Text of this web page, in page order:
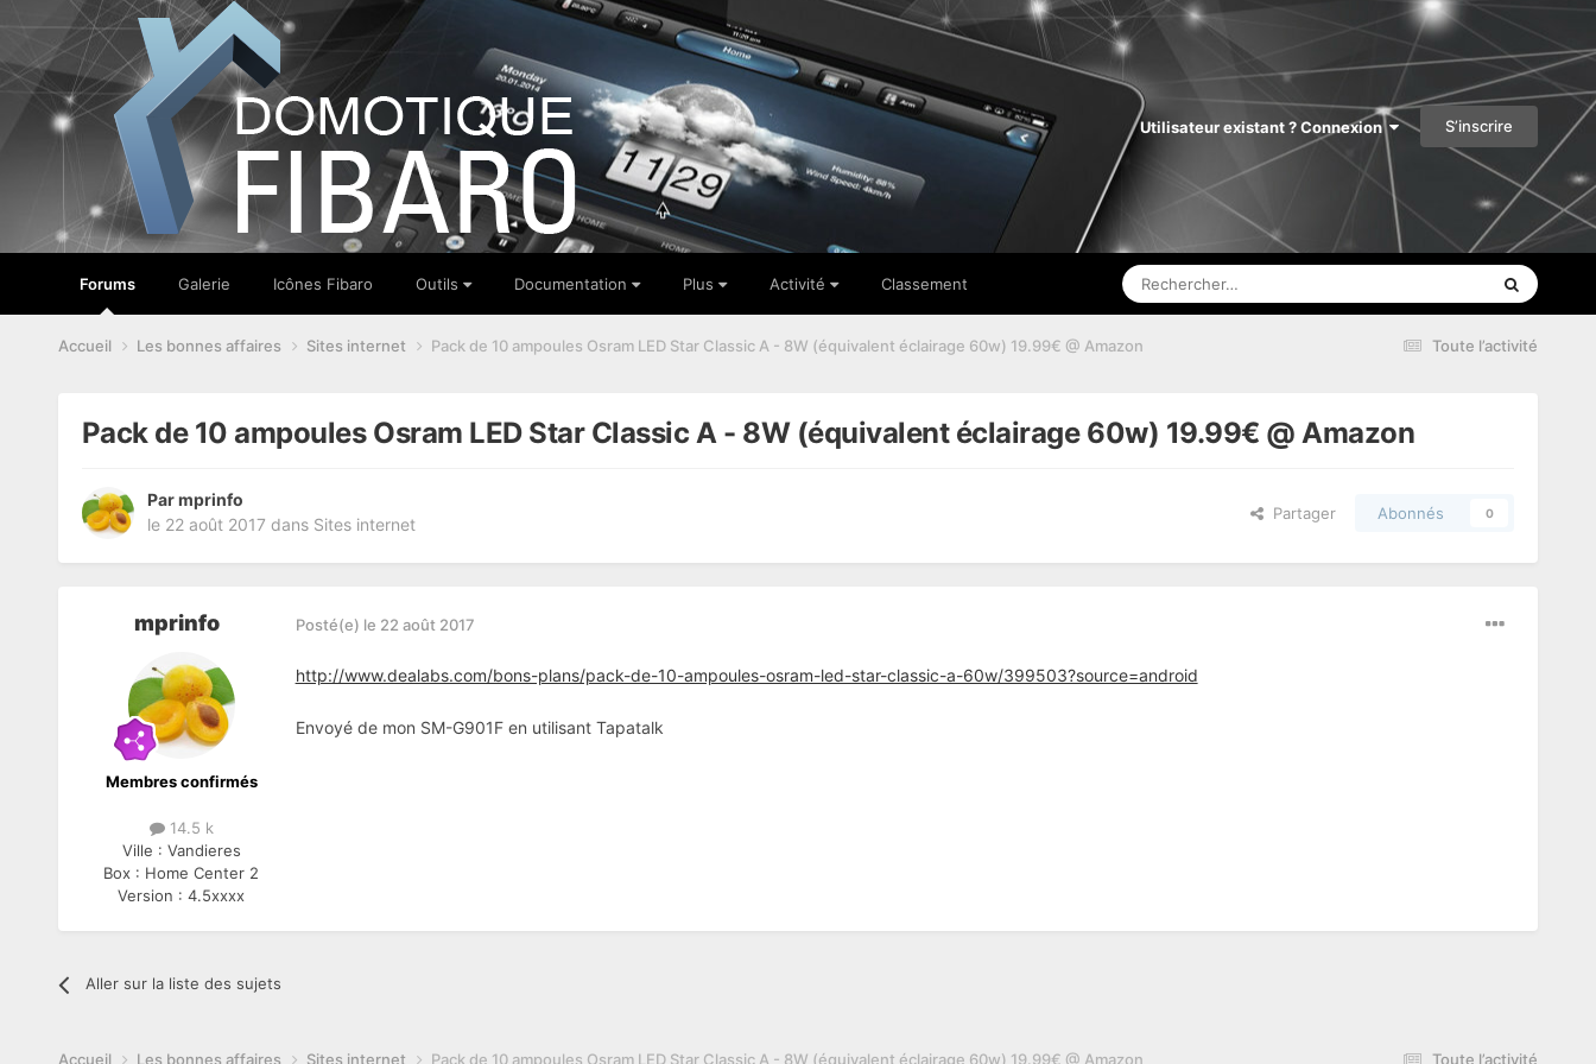
Utilisateur existant ? Connexion S’inscrire
Forums Galerie Icônes Fibaro Outils Documentation Plus Activité Classement
Toute l’activité
Accueil Les bonnes affaires Sites internet Pack de 10 ampoules Osram LED Star Classic A - 8W (équivalent éclairage 60w) 19.99€ @ Amazon
Pack de 10 ampoules Osram LED Star Classic A - 8W (équivalent éclairage 60w) 19.99€ @ Amazon
Parmprinfo
le 22 août 2017 dans Sites internet
Partager Abonnés 0
mprinfo
Membres confirmés
14.5 k
Ville : Vandieres
Box : Home Center 2
Version :4.5xxxx
Posté(e) le 22 août 2017
http://www.dealabs.com/bons-plans/pack-de-10-ampoules-osram-led-star-classic-a-60w/399503?source=android
Envoyé de mon SM-G901F en utilisant Tapatalk
Aller sur la liste des sujets
Toute l’activité
Accueil Les bonnes affaires Sites internet Pack de 10 ampoules Osram LED Star Classic A - 8W (équivalent éclairage 60w) 19.99€ @ Amazon